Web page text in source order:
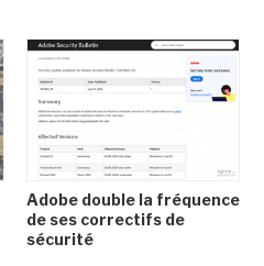
Adobe double la fréquence
de ses correctifs de
sécurité